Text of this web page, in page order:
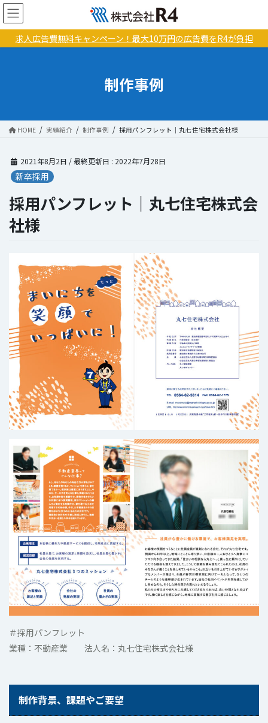
コ
ン
テ
ナ
ビ
ゲ
動
求人広告費無料キャンペーン！最大10万円の広告費をR4が負担
制作事例
HOME 実績紹介 制作事例 採用パンフレット｜丸七住宅株式会社様
2021年8月2日 / 最終更新日 : 2022年7月28日
新卒採用
採用パンフレット｜丸七住宅株式会
社様
＃採用パンフレット
業種：不動産業 法人名：丸七住宅株式会社様
制作背景、課題やご要望